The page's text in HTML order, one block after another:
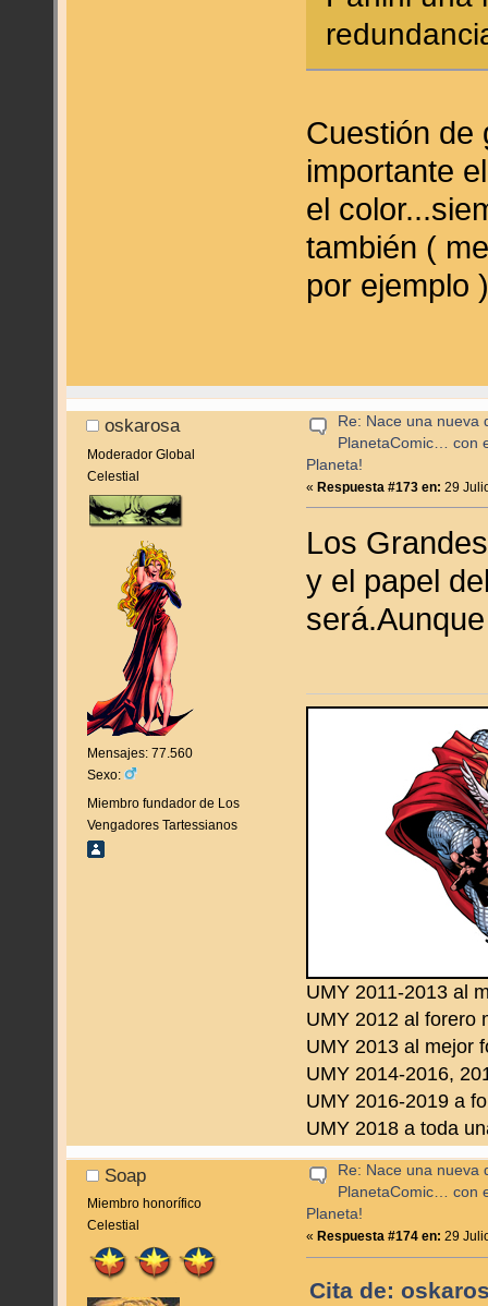
Cuestión de
importante
el
también (
por ejemplo
oskarosa
Moderador Global
Celestial
Mensajes: 77.560
Sexo:
Miembro fundador de Los
Vengadores Tartessianos
Re: Nace una nueva
PlanetaComic… con
Planeta!
«Respuesta #173 en: 29
Los
y el papel
UMY 2011-2013 al
UMY 2012 al forero
UMY 2013 al mejor
UMY 2014-2016,
UMY 2016-2019 a
UMY 2018 a toda
Soap
Miembro honorífico
Celestial
Re: Nace una nueva
PlanetaComic… con
Planeta!
« Respuesta #174 en: 29
Cita de: